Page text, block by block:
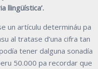
llingüística’.
un artículu determináu pa
al tratase d’una cifra tan
tener dalguna sonadía
50.000 pa recordar que